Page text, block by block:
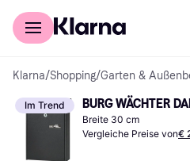
Für Shopper
Klarna/Shopping/Garten &
Im Trend BURG WÄCHTER
Breite 30 cm
Vergleiche Preise von€